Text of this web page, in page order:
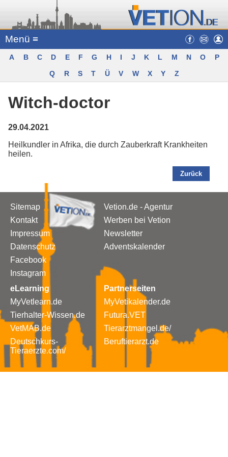
Menü ≡
A B C D E F G H I J K L M N O
P
Q
R S T Ü V W X Y Z
Witch-doctor
29.04.2021
Heilkundler in Afrika, die durch Zauberkraft Krankheiten
heilen.
Zurück
Sitemap
Kontakt
Impressum
Datenschutz
Facebook
Instagram
Vetion.de - Agentur
Werben bei Vetion
Newsletter
Adventskalender
eLearning
MyVetlearn.de
Tierhalter-Wissen.de
VetMAB.de
Deutschkurs-
Tieraerzte.com/
Partnerseiten
MyVetikalender.de
Futura.VET
Tierarztmangel.de/
Beruftierarzt.de